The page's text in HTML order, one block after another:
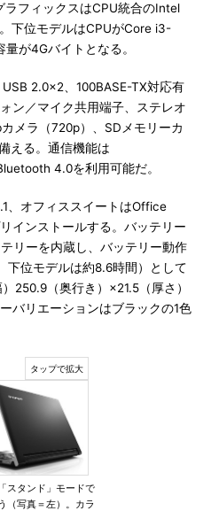
ラフィックスはCPU統合のIntel
下位モデルはCPUがCore i3-
が4Gバイトとなる。
2.0×2、100BASE-TX対応有
ン／マイク共用端子、ステレオ
メラ（720p）、SDメモリーカ
える。通信機能は
4.0を利用可能だ。
、オフィススイートはOffice
インストールする。バッテリー
リーを内蔵し、バッテリー動作
下位モデルは約8.6時間）として
250.9（奥行き）×21.5（厚さ）
バリエーションはブラックの1色
スタンド」モードで
（写真＝左）。カラ